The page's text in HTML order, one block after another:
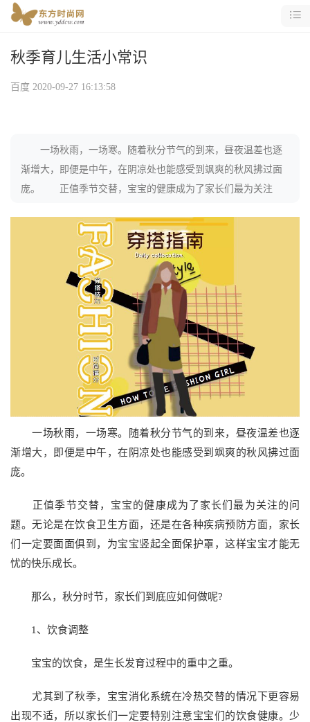
秋季育儿生活小常识
百度 2020-09-27 16:13:58
一场秋雨，一场寒。随着秋分节气的到来，昼夜温差也逐
渐增大，即便是中午，在阴凉处也能感受到飒爽的秋风拂过面
庞。 正值季节交替，宝宝的健康成为了家长们最为关注
一场秋雨，一场寒。随着秋分节气的到来，昼夜温差也逐
渐增大，即便是中午，在阴凉处也能感受到飒爽的秋风拂过面
庞。
正值季节交替，宝宝的健康成为了家长们最为关注的问
题。无论是在饮食卫生方面，还是在各种疾病预防方面，家长
们一定要面面俱到，为宝宝竖起全面保护罩，这样宝宝才能无
忧的快乐成长。
那么，秋分时节，家长们到底应如何做呢?
1、饮食调整
宝宝的饮食，是生长发育过程中的重中之重。
尤其到了秋季，宝宝消化系统在冷热交替的情况下更容易
出现不适，所以家长们一定要特别注意宝宝们的饮食健康。少